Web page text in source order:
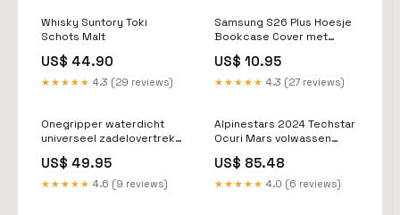
Whisky Suntory Toki
Schots Malt
US$ 44.90
★★★★★ 4.3 (29 reviews)
Samsung S26 Plus Hoesje
Bookcase Cover met
Nintendo
US$ 10.95
★★★★★ 4.3 (27 reviews)
Onegripper waterdicht
universeel zadelovertrek
fantic-xx-125-2026-
esi1460951
US$ 49.95
★★★★★ 4.6 (9 reviews)
Alpinestars 2024 Techstar
Ocuri Mars volwassen
Zwart ( maat 30 ) ktm-exc-
f-350-2012-esi4136480
US$ 85.48
★★★★★ 4.0 (6 reviews)